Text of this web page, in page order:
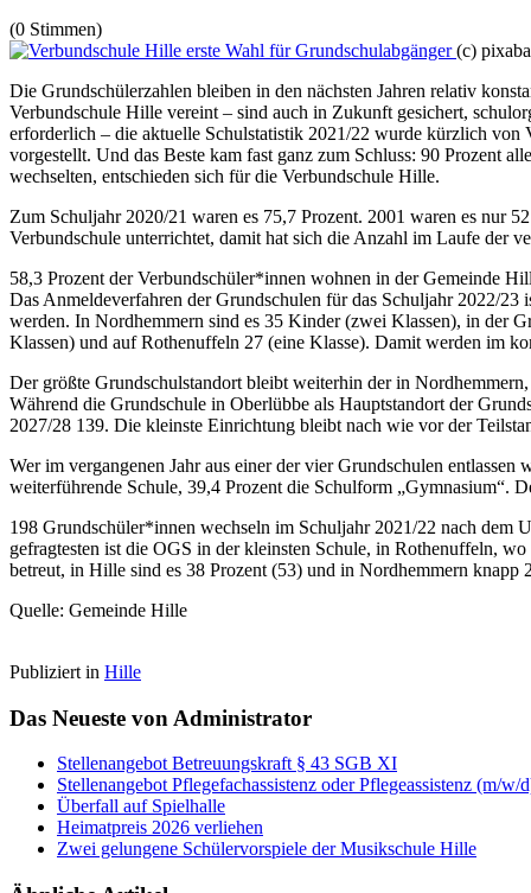
(0 Stimmen)
(c)
Die Grundschülerzahlen bleiben in den nächsten Jahren relativ
Verbundschule Hille vereint – sind auch in Zukunft gesichert,
erforderlich – die aktuelle Schulstatistik 2021/22 wurde kürzlich
vorgestellt. Und das Beste kam fast ganz zum Schluss: 90 Prozent
wechselten, entschieden sich für die Verbundschule Hille.
Zum Schuljahr 2020/21 waren es 75,7 Prozent. 2001 waren es nur
Verbundschule unterrichtet, damit hat sich die Anzahl im Laufe der
58,3 Prozent der Verbundschüler*innen wohnen in der Gemeinde
Das Anmeldeverfahren der Grundschulen für das Schuljahr 2022/
werden. In Nordhemmern sind es 35 Kinder (zwei Klassen), in der
Klassen) und auf Rothenuffeln 27 (eine Klasse). Damit werden im
Der größte Grundschulstandort bleibt weiterhin der in
Während die Grundschule in Oberlübbe als Hauptstandort der
2027/28 139. Die kleinste Einrichtung bleibt nach wie vor der
Wer im vergangenen Jahr aus einer der vier Grundschulen
weiterführende Schule, 39,4 Prozent die Schulform „Gymnasium“.
198 Grundschüler*innen wechseln im Schuljahr 2021/22 nach dem
gefragtesten ist die OGS in der kleinsten Schule, in Rothenuffeln,
betreut, in Hille sind es 38 Prozent (53) und in Nordhemmern knapp
Quelle: Gemeinde Hille
Publiziert in Hille
Das Neueste von Administrator
Stellenangebot Betreuungskraft § 43 SGB XI
Stellenangebot Pflegefachassistenz oder Pflegeassistenz (m/w/
Überfall auf Spielhalle
Heimatpreis 2026 verliehen
Zwei gelungene Schülervorspiele der Musikschule Hille